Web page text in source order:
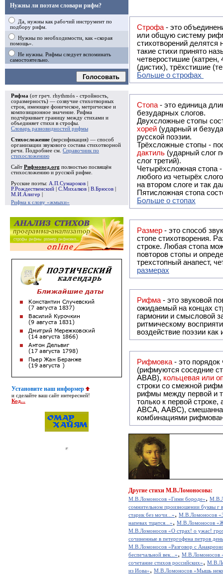
Нужны ли поэтам словари рифм?
Да, нужны как рабочий инструмент по
подбору рифм.
Нужны по необходимости, как «скорая
помощь».
Не нужны. Рифмы следует вспоминать
самостоятельно.
Голосовать
Рифма (от греч. rhythmós - стройность,
соразмерность) — созвучие стихотворных
строк, имеющее фоническое, метрическое и
композиционное значение. Рифма
подчёркивает границу между стихами и
объединяет стихи в строфы
Словарь разновидностей рифмы
Стихосложение (версификация) — способ
организации звукового состава стихотворной
речи. Подробнее см. Справочник по
стихосложению
Сайт Рифмовед.org полностью посвящён
стихосложению и русской рифме.
Русские поэты: А.П.Сумароков
Р.Рождественский
С.Михалков В.Брюсов
М.И.Алигер
Рифма к слову «жмыхи»
Установите наш информер
и сделайте ваш сайт интересней!
Код...
Строфа - это объединение двух
или общую систему рифм, и регулярно или периодически
стихотворений делятся на строфы и т.о. являются строфическими.
такие стихи принято называть астрофическими. Самая популярная строфа в русской поэзии -
четверостишие
(дистих), трёхстишие
Больше о строфах
Стопа - это единица
безударных слогов.
Двухсложные стопы
хорей (ударный и
русской поэзии.
Трёхсложные стопы -
дактиль (ударный слог
слог третий).
Четырёхсложная стопа
любого из четырёх
на втором слоге и так
Пятисложная стопа
Больше о стопах
Размер - это способ
стопе стихотворения.
строке. Любая стопа
повторов стопы и
трехстопный анапест,
размерах
Рифма - это звуковой повтор, традиционно используемый в поэзии и, как
ожидаемый на концах
гармонии и смысловой
ритмическому
воздействие поэзии
Рифмовка - это
(рифмуются соседние
ABAB), кольцевая или
строки со смежной
рифмы между первой и
только к первой
ABCA, AABC), смешанная или вольная рифмовка (рифмовка в сложных строфах с различными
комбинациями
Другие стихи М.В.Ломоносова:
М.В.Ломоносов «Гимн бороде»,
сомнительном произношении буквы г
старик без мочи...», М.В.Ломоносов
напевах тщатся...», М.В.Ломоносов
М.В.Ломоносов «О страх! о ужас!
сочиненные в петергофена петров
М.В.Ломоносов «Разговор с
беспечальной век...», М.В.Ломоносов
сочетание стиxов российскиx»,
из Иова», М.В.Ломоносов «Мышь